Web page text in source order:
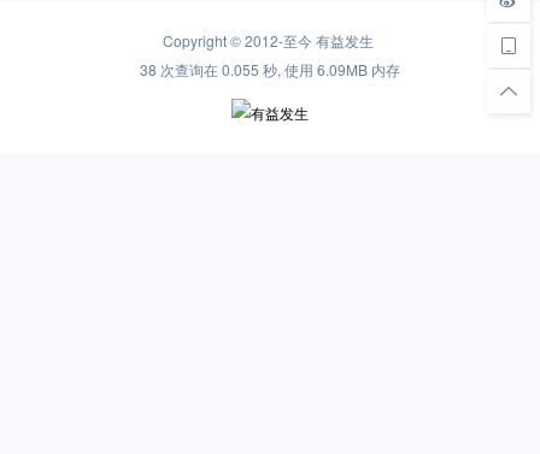
Copyright © 2012-至今有益发生
38 次查询在 0.055 秒, 使用 6.09MB 内存